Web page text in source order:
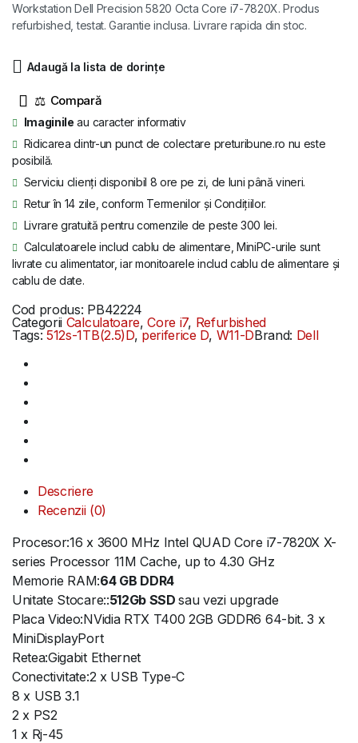
a
3.627 lei.
este:
Workstation Dell Precision 5820 Octa Core i7-7820X. Produs
refurbished, testat. Garantie inclusa. Livrare rapida din stoc.
Adaugă la lista de dorințe
⚖
Imaginile au caracter informativ
Ridicarea dintr-un punct de colectare preturibune.ro nu este
posibilă.
Serviciu clienți disponibil 8 ore pe zi, de luni până vineri.
Retur în 14 zile, conform Termenilor și Condițiilor.
Livrare gratuită pentru comenzile de peste 300 lei.
Calculatoarele includ cablu de alimentare, MiniPC-urile sunt
livrate cu alimentator, iar monitoarele includ cablu de alimentare și
cablu de date.
Cod produs: PB42224
Categorii Calculatoare,Core i7, Refurbished
Tags: 512s-1TB(2.5)D,periferice D, W11-DBrand: Dell
Descriere
Recenzii (0)
Procesor:16 x 3600 MHz Intel QUAD Core i7-7820X X-
series Processor 11M Cache, up to 4.30 GHz
Memorie RAM:64 GB DDR4
Unitate Stocare::512Gb SSDsau vezi upgrade
Placa Video:NVidia RTX T400 2GB GDDR6 64-bit. 3 x
MiniDisplayPort
Retea:Gigabit Ethernet
Conectivitate:2 x USB Type-C
8 x USB 3.1
2 x PS2
1 x Rj-45